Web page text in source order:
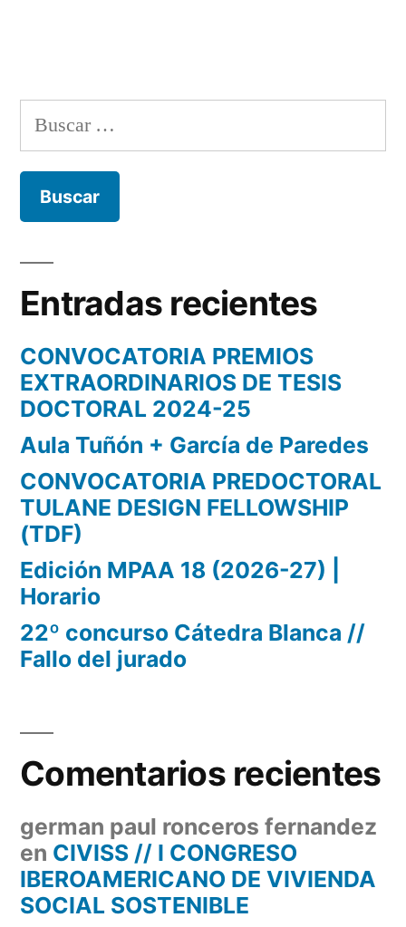
Buscar:
Entradas recientes
CONVOCATORIA PREMIOS
EXTRAORDINARIOS DE TESIS
DOCTORAL 2024-25
Aula Tuñón + García de Paredes
CONVOCATORIA PREDOCTORAL
TULANE DESIGN FELLOWSHIP
(TDF)
Edición MPAA 18 (2026-27) |
Horario
22º concurso Cátedra Blanca //
Fallo del jurado
Comentarios recientes
german paul ronceros fernandez
en CIVISS // I CONGRESO
IBEROAMERICANO DE VIVIENDA
SOCIAL SOSTENIBLE